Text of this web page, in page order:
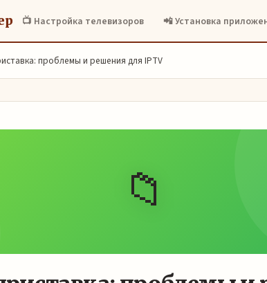
📺 Настройка телевизоров 📲 Установка
проблемы и решения для IPTV
📁